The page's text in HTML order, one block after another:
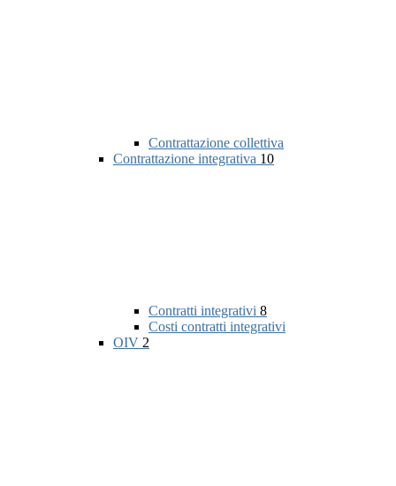
Contrattazione collettiva
Contrattazione integrativa 10
Contratti integrativi 8
Costi contratti integrativi
OIV 2